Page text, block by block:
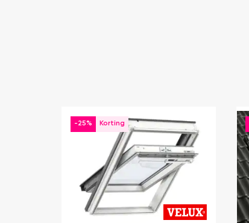
-25%